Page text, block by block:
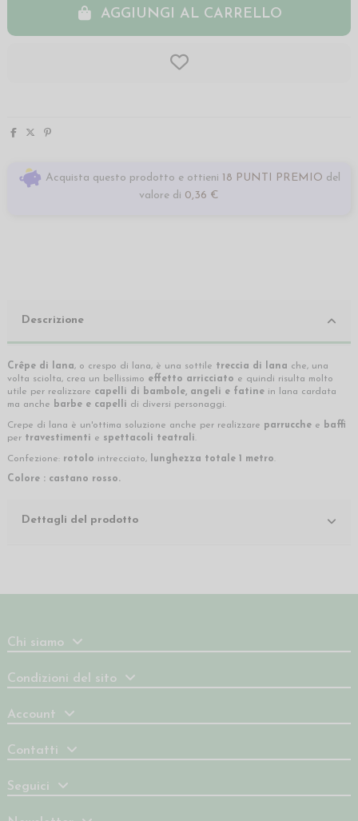
AGGIUNGI AL CARRELLO
Acquista questo prodotto e ottieni 18 PUNTI PREMIO del
valore di 0,36 €
Descrizione
Crêpe di lana, o crespo di lana, è una sottile treccia di lana che, una
volta sciolta, crea un bellissimo effetto arricciato e quindi risulta molto
utile per realizzare capelli di bambole, angeli e fatine in lana cardata
ma anche barbe e capelli di diversi personaggi.
Crepe di lana è un'ottima soluzione anche per realizzare parrucche e
baffi
per travestimenti e spettacoli teatrali.
Confezione: rotolo intrecciato, lunghezza totale 1 metro.
Colore : castano rosso.
Dettagli del prodotto
Chi siamo
Condizioni del sito
Account
Contatti
Seguici